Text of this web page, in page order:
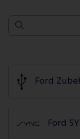
Ford
Ford